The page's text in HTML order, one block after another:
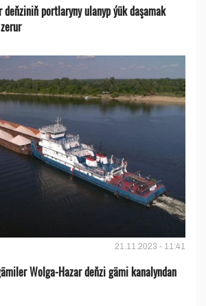
deňziniň portlaryny ulanyp ýük daşamak
21.11.2023 - 11:41
Wolga-Hazar deňzi gämi kanalyndan